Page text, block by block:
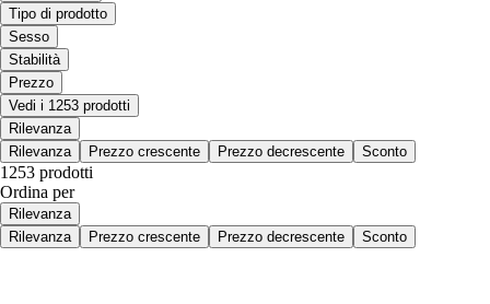
Tipo di prodotto
Sesso
Stabilità
Prezzo
Vedi i 1253 prodotti
Rilevanza
Rilevanza
Prezzo crescente Prezzo decrescente Sconto
1253 prodotti
Ordina per
Rilevanza
Rilevanza
Prezzo crescente Prezzo decrescente Sconto